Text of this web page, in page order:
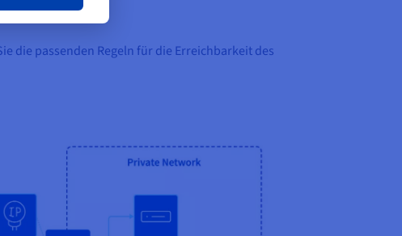
die passenden Regeln für die Erreichbarkeit des